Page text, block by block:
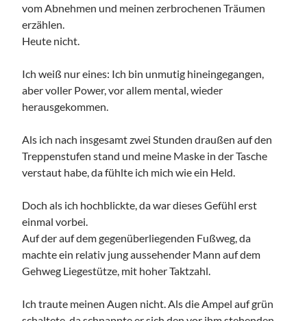
vom Abnehmen und meinen zerbrochenen Träumen
erzählen.
Heute nicht.
Ich weiß nur eines: Ich bin unmutig hineingegangen,
aber voller Power, vor allem mental, wieder
herausgekommen.
Als ich nach insgesamt zwei Stunden draußen auf den
Treppenstufen stand und meine Maske in der Tasche
verstaut habe, da fühlte ich mich wie ein Held.
Doch als ich hochblickte, da war dieses Gefühl erst
einmal vorbei.
Auf der auf dem gegenüberliegenden Fußweg, da
machte ein relativ jung aussehender Mann auf dem
Gehweg Liegestütze, mit hoher Taktzahl.
Ich traute meinen Augen nicht. Als die Ampel auf grün